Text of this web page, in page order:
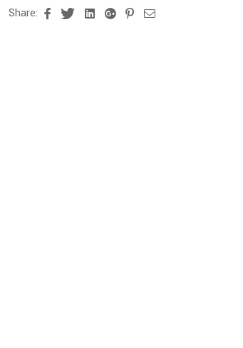
Share:
FacebookTwitterLinkedinGoogle+Pinterest